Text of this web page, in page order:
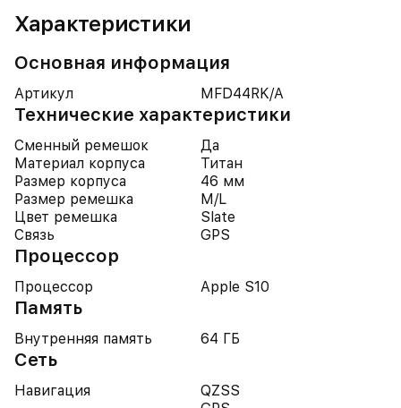
Характеристики
Основная информация
Артикул MFD44RK/A
Технические характеристики
Сменный ремешок
Да
Материал корпуса
Титан
Размер корпуса
46 мм
Размер ремешка
M/L
Цвет ремешка
Slate
Связь
GPS
Процессор
Процессор Apple S10
Память
Внутренняя память 64 ГБ
Сеть
Навигация
QZSS